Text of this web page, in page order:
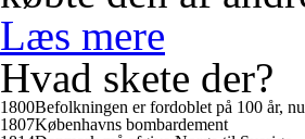
Læs mere
Hvad skete der?
1800Befolkningen er fordoblet på 100 år,
1807Københavns bombardement